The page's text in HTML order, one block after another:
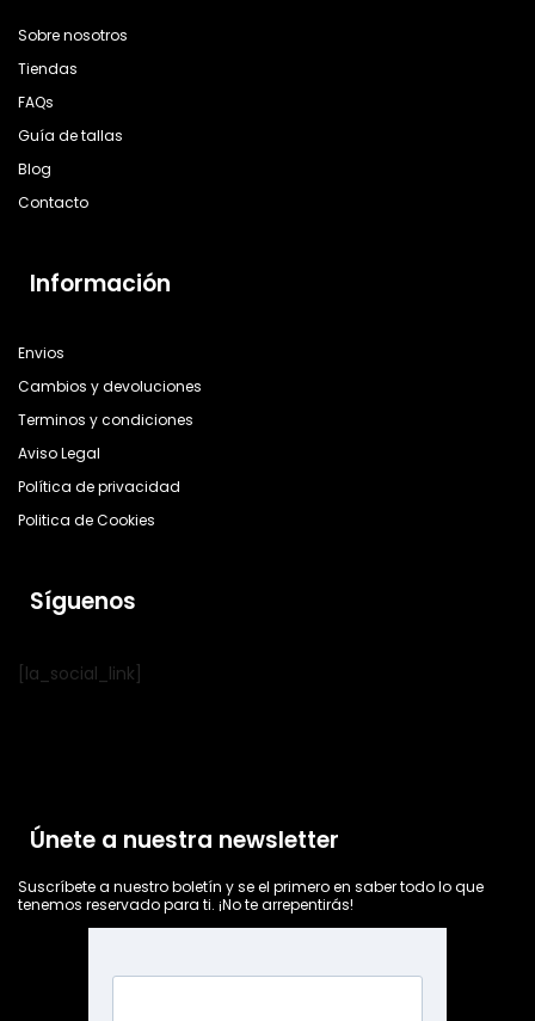
Sobre nosotros
Tiendas
FAQs
Guía de tallas
Blog
Contacto
Información
Envios
Cambios y devoluciones
Terminos y condiciones
Aviso Legal
Política de privacidad
Politica de Cookies
Síguenos
[la_social_link]
Únete a nuestra newsletter
Suscríbete a nuestro boletín y se el primero en saber todo lo que
tenemos reservado para ti. ¡No te arrepentirás!